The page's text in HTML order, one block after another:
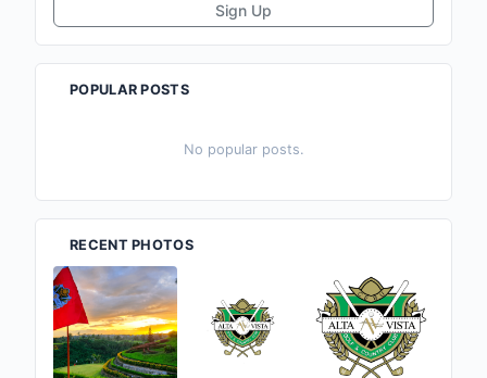
Sign Up
POPULAR POSTS
No popular posts.
RECENT PHOTOS